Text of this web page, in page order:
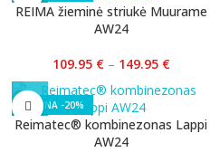
REIMA žieminė striukė Muurame
AW24
109.95 € – 149.95 €
-20%
Reimatec® kombinezonas Lappi
AW24